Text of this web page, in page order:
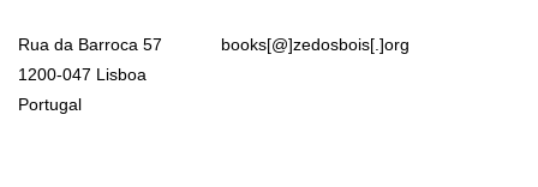
Rua da Barroca 57
1200-047 Lisboa
Portugal
books[@]zedosbois[.]org